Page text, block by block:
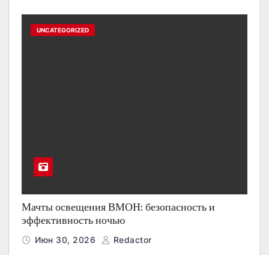
UNCATEGORIZED
Мачты освещения ВМОН: безопасность и
эффективность ночью
Июн 30, 2026 Redactor